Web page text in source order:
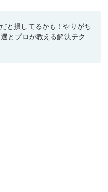
と損してるかも！やりがち
とプロが教える解決テク